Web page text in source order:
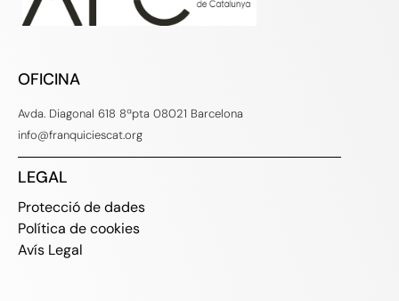
OFICINA
Avda. Diagonal 618 8ªpta 08021 Barcelona
info@franquiciescat.org
LEGAL
Protecció de dades
Política de cookies
Avís Legal